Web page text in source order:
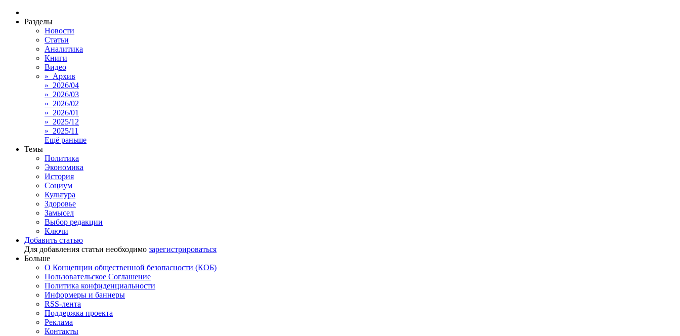
Разделы
Новости
Статьи
Аналитика
Книги
Видео
» Архив
» 2026/04
» 2026/03
» 2026/02
» 2026/01
» 2025/12
» 2025/11
Ещё раньше
Темы
Политика
Экономика
История
Социум
Культура
Здоровье
Замысел
Выбор редакции
Ключи
Добавить статью
Для добавления статьи необходимо зарегистрироваться
Больше
О Концепции общественной безопасности (КОБ)
Пользовательское Соглашение
Политика конфиденциальности
Информеры и баннеры
RSS-лента
Поддержка проекта
Реклама
Контакты